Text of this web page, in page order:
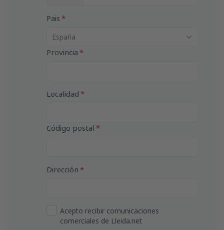
a
a
+
Pais
España
Provincia
Localidad
Código postal
Dirección
Acepto recibir comunicaciones
comerciales de Lleida.net